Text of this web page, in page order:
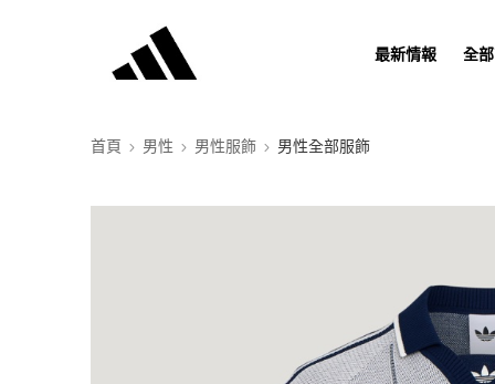
最新情報 全
首頁 男性 男性服飾 男性全部服飾